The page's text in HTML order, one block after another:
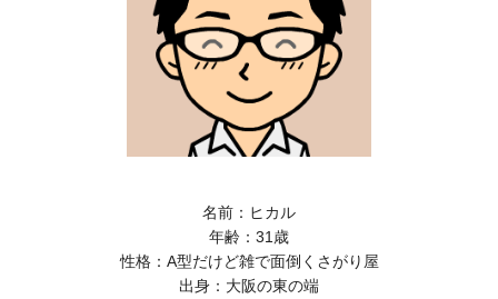
名前：ヒカル
年齢：31歳
性格：A型だけど雑で面倒くさがり屋
出身：大阪の東の端